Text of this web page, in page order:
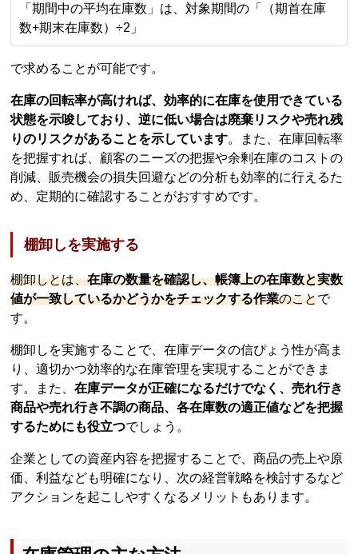
「期間中の平均在庫数」は、対象期間の「（期首在庫
数+期末在庫数）÷2」
で求めることが可能です。
在庫の回転率が高ければ、効率的に在庫を使用できている
状態を示唆しており、逆に低い場合は廃棄リスクや売れ残
りのリスクがあることを示しています。また、在庫回転率
を把握すれば、顧客のニーズの把握や余剰在庫のコストの
削減、販売機会の損失回避などの分析も効率的に行えるた
め、定期的に確認することがおすすめです。
棚卸しを実施する
棚卸しとは、在庫の数量を確認し、帳簿上の在庫数と実数
値が一致しているかどうかをチェックする作業のことで
す。
棚卸しを実施することで、在庫データの信ぴょう性が高ま
り、適切かつ効率的な在庫管理を実現することができま
す。また、在庫データが正確になるだけでなく、売れ行き
商品や売れ行き不調の商品、各在庫数の適正値などを把握
するためにも役立つでしょう。
企業としての資産内容を把握することで、商品の売上や原
価、利益なども明確になり、次の経営戦略を検討するなど
アクションを起こしやすくなるメリットもあります。